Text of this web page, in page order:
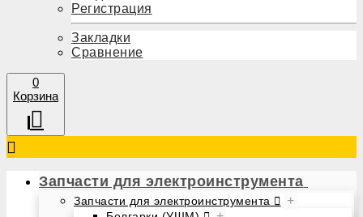
Регистрация
Закладки
Сравнение
0
Корзина
Запчасти для электроинструмента
Запчасти для электроинструмента +